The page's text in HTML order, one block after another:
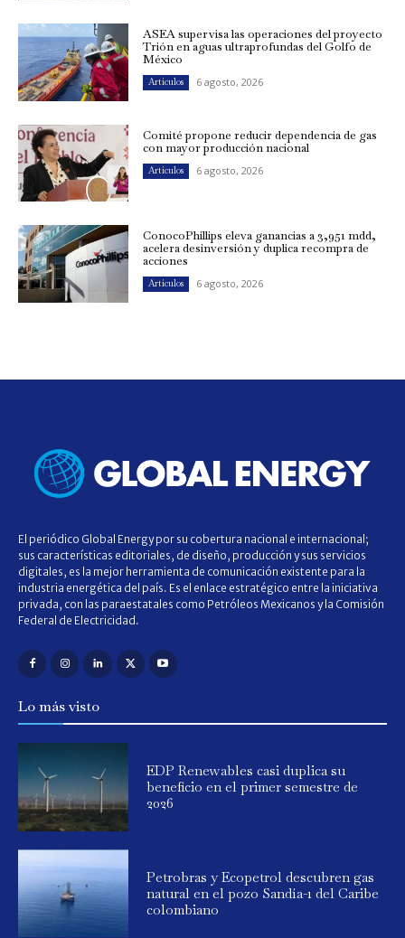
ASEA supervisa las operaciones del proyecto
Trión en aguas ultraprofundas del Golfo de
México
Artículos 6 agosto, 2026
Comité propone reducir dependencia de gas
con mayor producción nacional
Artículos 6 agosto, 2026
ConocoPhillips eleva ganancias a 3,951 mdd,
acelera desinversión y duplica recompra de
acciones
Artículos 6 agosto, 2026
El periódico Global Energy por su cobertura nacional e internacional;
sus características editoriales, de diseño, producción y sus servicios
digitales, es la mejor herramienta de comunicación existente para la
industria energética del país. Es el enlace estratégico entre la iniciativa
privada, con las paraestatales como Petróleos Mexicanos y la Comisión
Federal de Electricidad.
Lo más visto
EDP Renewables casi duplica su
beneficio en el primer semestre de
2026
Petrobras y Ecopetrol descubren gas
natural en el pozo Sandía-1 del Caribe
colombiano